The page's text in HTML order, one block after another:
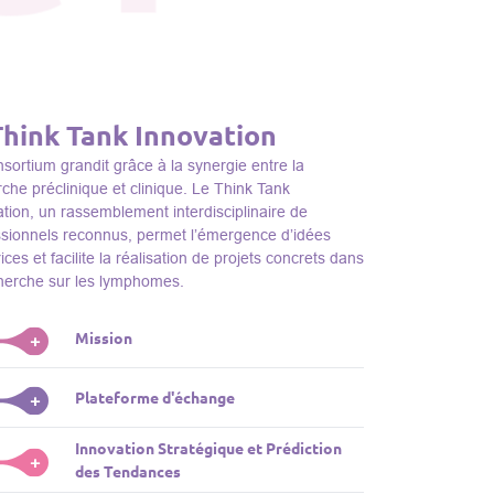
Tank Innovation
grandit grâce à la synergie entre la
préclinique et clinique. Le Think Tank
un rassemblement interdisciplinaire de
reconnus, permet l’émergence d’idées
et facilite la réalisation de projets concrets dans
sur les lymphomes.
+ Mission
Tank initie des projets, façonne des initiatives de
des porteurs et promeut l’unité parmi les
du consortium, jouant ainsi un rôle essentiel
promotion de la recherche sur les lymphomes.
+ Plateforme d'échange
Tank sert de plateforme dynamique pour
des plateformes technologiques et des
+
Innovation Stratégique et Prédiction
des Tendances